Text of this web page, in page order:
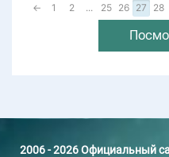
← 1 2 ... 25 26 27 28
2006 - 2026 Официальный